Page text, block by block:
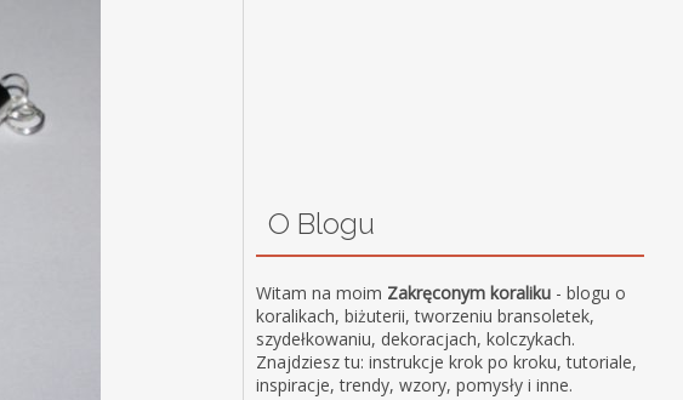
O Blogu
Witam na moim Zakręconym koraliku - blogu o
koralikach, biżuterii, tworzeniu bransoletek,
szydełkowaniu, dekoracjach, kolczykach.
Znajdziesz tu: instrukcje krok po kroku, tutoriale,
inspiracje, trendy, wzory, pomysły i inne.